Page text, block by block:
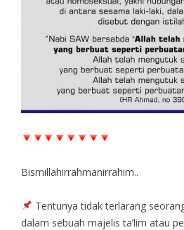
Bismillahirrahmanirrahim..
Tentunya tidak terlarang
dalam sebuah majelis ta’lim atau